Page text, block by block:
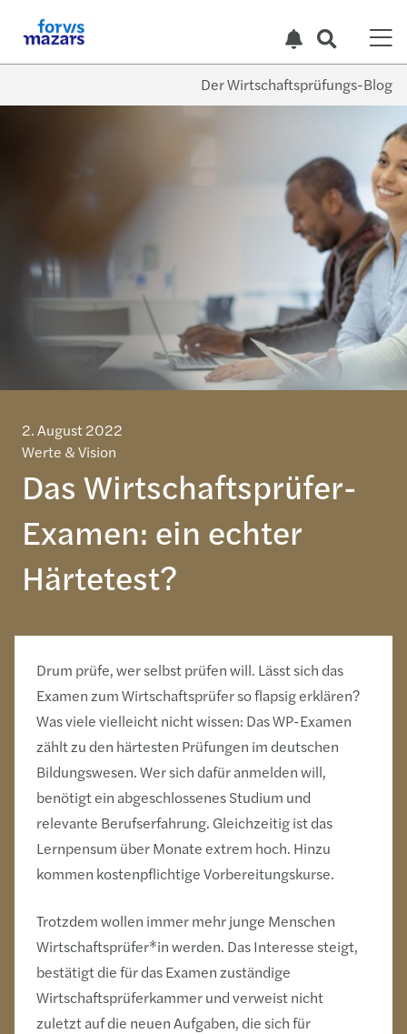
Der Wirtschaftsprüfungs-Blog
Das Wirtschaftsprüfer-
Examen: ein echter
Härtetest?
Werte & Vision
2. August 2022
Drum prüfe, wer selbst prüfen will. Lässt sich das
Examen zum Wirtschaftsprüfer so flapsig erklären?
Was viele vielleicht nicht wissen: Das WP-Examen
zählt zu den härtesten Prüfungen im deutschen
Bildungswesen.Wer sich dafür anmelden will,
benötigt ein abgeschlossenes Studium und
relevante Berufserfahrung. Gleichzeitig ist das
Lernpensum über Monate extrem hoch. Hinzu
kommen kostenpflichtige Vorbereitungskurse.
Trotzdem wollen immer mehr junge Menschen
Wirtschaftsprüfer*in werden. Das Interesse steigt,
bestätigt die für das Examen zuständige
Wirtschaftsprüferkammer und verweist nicht
zuletzt auf die neuen Aufgaben, die sich für